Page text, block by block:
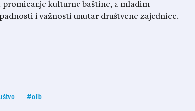
kulturne baštine, a mladim
i važnosti unutar društvene zajednice.
#olib